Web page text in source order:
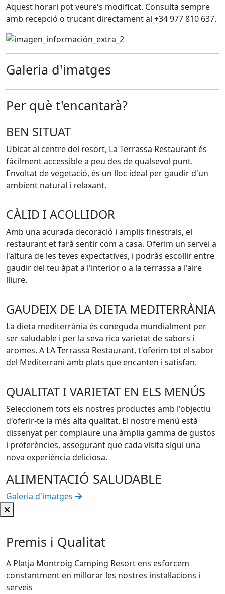
Aquest horari pot veure's modificat. Consulta sempre
amb recepció o trucant directament al +34 977 810 637.
Galeria d'imatges
Per què t'encantarà?
BEN SITUAT
Ubicat al centre del resort, La Terrassa Restaurant és
fàcilment accessible a peu des de qualsevol punt.
Envoltat de vegetació, és un lloc ideal per gaudir d'un
ambient natural i relaxant.
CÀLID I ACOLLIDOR
Amb una acurada decoració i amplis finestrals, el
restaurant et farà sentir com a casa. Oferim un servei a
l'altura de les teves expectatives, i podràs escollir entre
gaudir del teu àpat a l'interior o a la terrassa a l'aire
lliure.
GAUDEIX DE LA DIETA MEDITERRÀNIA
La dieta mediterrània és coneguda mundialment per
ser saludable i per la seva rica varietat de sabors i
aromes. A LA Terrassa Restaurant, t'oferim tot el sabor
del Mediterrani amb plats que encanten i satisfan.
QUALITAT I VARIETAT EN ELS MENÚS
Seleccionem tots els nostres productes amb l'objectiu
d'oferir-te la més alta qualitat. El nostre menú està
dissenyat per complaure una àmplia gamma de gustos
i preferències, assegurant que cada visita sigui una
nova experiència deliciosa.
ALIMENTACIÓ SALUDABLE
Galeria d'imatges
Premis i Qualitat
A Platja Montroig Camping Resort ens esforcem
constantment en millorar les nostres instal·lacions i
serveis